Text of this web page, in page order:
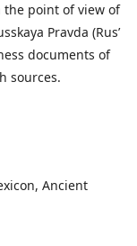
Ancient
the point of view of
Pravda (Rus’
documents of
sources.